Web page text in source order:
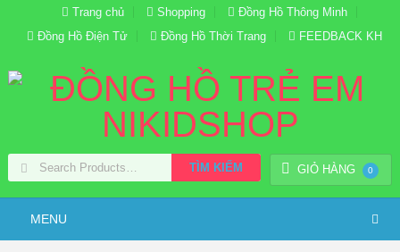
Trang chủ Shopping
Đồng Hồ Thông Minh
Đồng Hồ Điện Tử
Đồng Hồ Thời Trang FEEDBACK KH
GIỎ HÀNG 0
TÌM KIẾM
MENU